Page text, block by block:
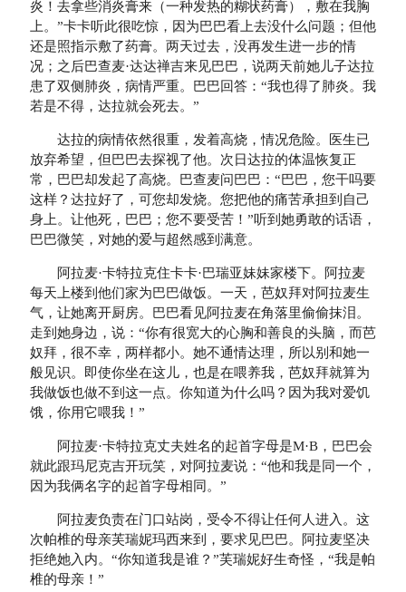
炎！去拿些消炎膏来（一种发热的糊状药膏），敷在我胸
上。”卡卡听此很吃惊，因为巴巴看上去没什么问题；但他
还是照指示敷了药膏。两天过去，没再发生进一步的情
况；之后巴查麦·达达禅吉来见巴巴，说两天前她儿子达拉
患了双侧肺炎，病情严重。巴巴回答：“我也得了肺炎。我
若是不得，达拉就会死去。”
达拉的病情依然很重，发着高烧，情况危险。医生已
放弃希望，但巴巴去探视了他。次日达拉的体温恢复正
常，巴巴却发起了高烧。巴查麦问巴巴：“巴巴，您干吗要
这样？达拉好了，可您却发烧。您把他的痛苦承担到自己
身上。让他死，巴巴；您不要受苦！”听到她勇敢的话语，
巴巴微笑，对她的爱与超然感到满意。
阿拉麦·卡特拉克住卡卡·巴瑞亚妹妹家楼下。阿拉麦
每天上楼到他们家为巴巴做饭。一天，芭奴拜对阿拉麦生
气，让她离开厨房。巴巴看见阿拉麦在角落里偷偷抹泪。
走到她身边，说：“你有很宽大的心胸和善良的头脑，而芭
奴拜，很不幸，两样都小。她不通情达理，所以别和她一
般见识。即使你坐在这儿，也是在喂养我，芭奴拜就算为
我做饭也做不到这一点。你知道为什么吗？因为我对爱饥
饿，你用它喂我！”
阿拉麦·卡特拉克丈夫姓名的起首字母是M·B，巴巴会
就此跟玛尼克吉开玩笑，对阿拉麦说：“他和我是同一个，
因为我俩名字的起首字母相同。”
阿拉麦负责在门口站岗，受令不得让任何人进入。这
次帕椎的母亲芙瑞妮玛西来到，要求见巴巴。阿拉麦坚决
拒绝她入内。“你知道我是谁？”芙瑞妮好生奇怪，“我是帕
椎的母亲！”